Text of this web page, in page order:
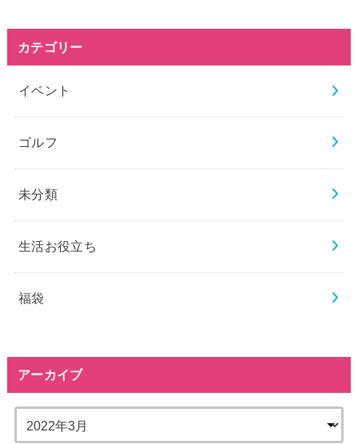
カテゴリー
イベント
ゴルフ
未分類
生活お役立ち
福袋
アーカイブ